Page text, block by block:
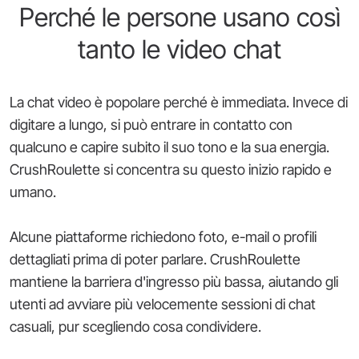
Perché le persone usano così
tanto le video chat
La chat video è popolare perché è immediata. Invece di
digitare a lungo, si può entrare in contatto con
qualcuno e capire subito il suo tono e la sua energia.
CrushRoulette si concentra su questo inizio rapido e
umano.
Alcune piattaforme richiedono foto, e-mail o profili
dettagliati prima di poter parlare. CrushRoulette
mantiene la barriera d'ingresso più bassa, aiutando gli
utenti ad avviare più velocemente sessioni di chat
casuali, pur scegliendo cosa condividere.